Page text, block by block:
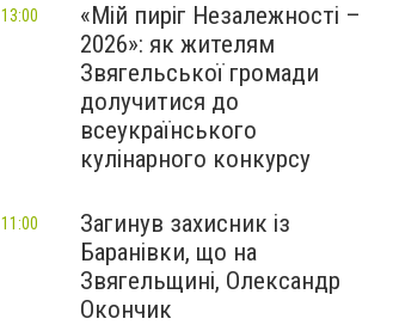
«Мій пиріг Незалежності –
2026»: як жителям
Звягельської громади
долучитися до
всеукраїнського
кулінарного конкурсу
13:00
Загинув захисник із
Баранівки, що на
Звягельщині, Олександр
Окончик
11:00